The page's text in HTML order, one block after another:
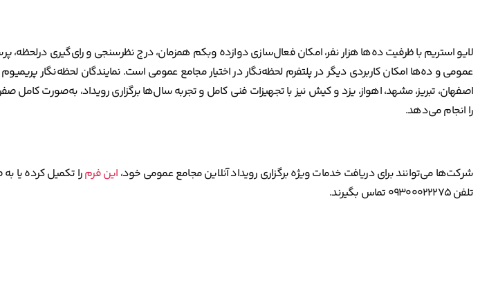
لایو استریم با ظرفیت ده‌ها هزار نفر، امکان فعال‌سازی دوازده وبکم همزمان، درج نظرسنجی و رای‌گیری
عمومی و ده‌ها امکان کاربردی دیگر در پلتفرم لحظه‌نگار در اختیار مجامع عمومی است. نمایندگان لحظه‌نگار
اصفهان، تبریز، مشهد، اهواز، یزد و کیش نیز با تجهیزات فنی کامل و تجربه سال‌ها برگزاری رویداد، به‌صورت کامل
را انجام می‌دهد.
شرکت‌ها می‌توانند برای دریافت خدمات ویژه برگزاری رویداد آنلاین مجامع عمومی خود، این فرمرا تکمیل کرده یا
تلفن ۰۹۳۰۰۰۲۲۲۷۵ تماس بگیرند.